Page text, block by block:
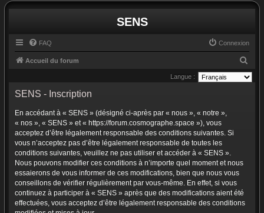
SENS
FAQ Connexion
Accueil du forum
e
Langue :
SENS - Inscription
En accédant à « SENS » (désigné ci-après par « nous », « notre »,
« nos », « SENS » et « https://forum.cosmographe.space »), vous
acceptez d’être légalement responsable des conditions suivantes. Si
vous n’acceptez pas d’être légalement responsable de toutes les
conditions suivantes, veuillez ne pas utiliser et accéder à « SENS ».
Nous pouvons modifier ces conditions à n’importe quel moment et nous
essaierons de vous informer de ces modifications, bien que nous vous
conseillons de vérifier régulièrement par vous-même. En effet, si vous
continuez à participer à « SENS » après que des modifications aient été
effectuées, vous acceptez d’être légalement responsable des conditions